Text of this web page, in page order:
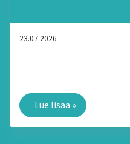
23.07.2026
Lue lisää »